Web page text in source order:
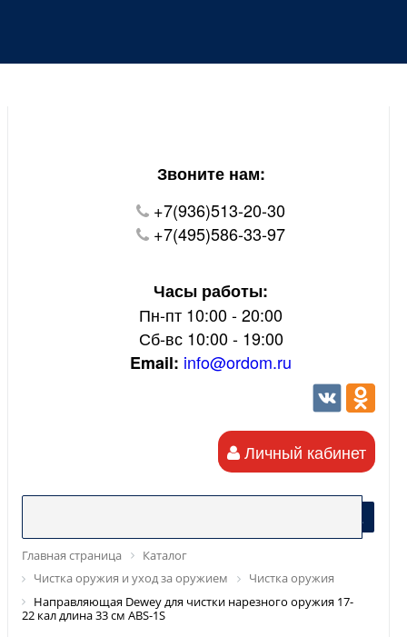
В настоящий момент на нашем сайте ведуться
Звоните нам:
+7(936)513-20-30
+7(495)586-33-97
Часы работы:
Пн-пт 10:00 - 20:00
Сб-вс 10:00 - 19:00
Email: info@ordom.ru
Личный кабинет
Главная страница
Каталог
Чистка оружия и уход за оружием
Чистка оружия
Направляющая Dewey для чистки нарезного оружия 17-
22 кал длина 33 см ABS-1S